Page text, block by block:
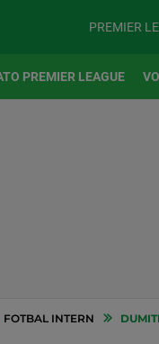
PREMIER
PREMIER LEAGUE
FOTBAL INTERN